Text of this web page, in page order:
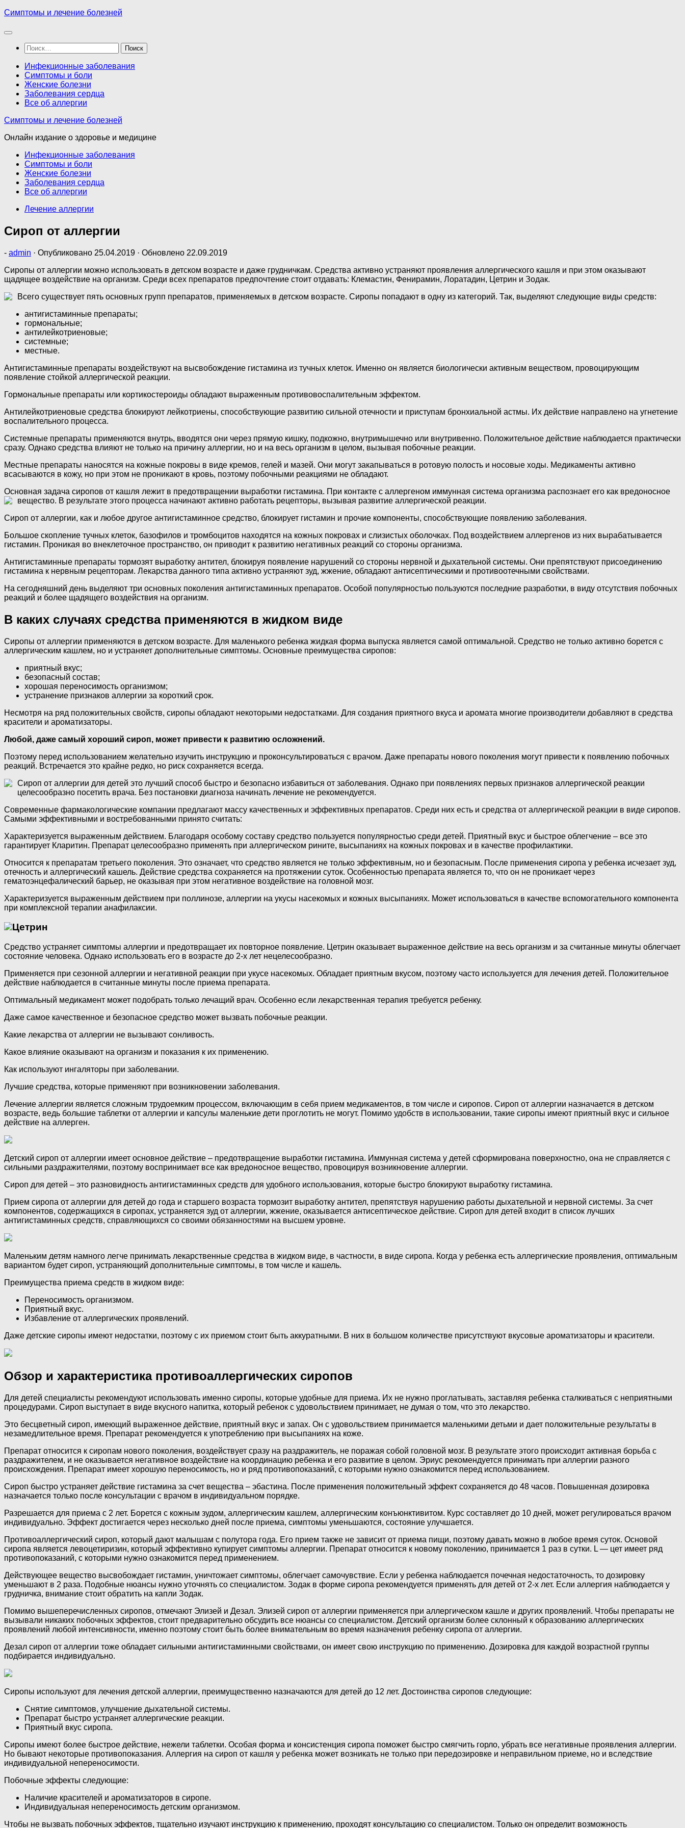
Перейти
содержимому
Симптомы и лечение болезней
Найти:
Инфекционные заболевания
Симптомы и боли
Женские болезни
Заболевания сердца
Все об аллергии
Симптомы и лечение болезней
Онлайн издание о здоровье и медицине
Инфекционные заболевания
Симптомы и боли
Женские болезни
Заболевания сердца
Все об аллергии
Лечение аллергии
Сироп от аллергии
- admin · Опубликовано 25.04.2019 · Обновлено 22.09.2019
Сиропы от аллергии можно использовать в детском возрасте и даже грудничкам. Средства активно устраняют проявления аллергического кашля и при этом оказывают
щадящее воздействие на организм. Среди всех препаратов предпочтение стоит отдавать: Клемастин, Фенирамин, Лоратадин, Цетрин и Зодак.
Всего существует пять основных групп препаратов, применяемых в детском возрасте. Сиропы попадают в одну из категорий. Так, выделяют следующие виды средств:
антигистаминные препараты;
гормональные;
антилейкотриеновые;
системные;
местные.
Антигистаминные препараты воздействуют на высвобождение гистамина из тучных клеток. Именно он является биологически активным веществом, провоцирующим
появление стойкой аллергической реакции.
Гормональные препараты или кортикостероиды обладают выраженным противовоспалительным эффектом.
Антилейкотриеновые средства блокируют лейкотриены, способствующие развитию сильной отечности и приступам бронхиальной астмы. Их действие направлено на угнетение
воспалительного процесса.
Системные препараты применяются внутрь, вводятся они через прямую кишку, подкожно, внутримышечно или внутривенно. Положительное действие наблюдается практически
сразу. Однако средства влияют не только на причину аллергии, но и на весь организм в целом, вызывая побочные реакции.
Местные препараты наносятся на кожные покровы в виде кремов, гелей и мазей. Они могут закапываться в ротовую полость и носовые ходы. Медикаменты активно
всасываются в кожу, но при этом не проникают в кровь, поэтому побочными реакциями не обладают.
Основная задача сиропов от кашля лежит в предотвращении выработки гистамина. При контакте с аллергеном иммунная система организма распознает его как вредоносное
вещество. В результате этого процесса начинают активно работать рецепторы, вызывая развитие аллергической реакции.
Сироп от аллергии, как и любое другое антигистаминное средство, блокирует гистамин и прочие компоненты, способствующие появлению заболевания.
Большое скопление тучных клеток, базофилов и тромбоцитов находятся на кожных покровах и слизистых оболочках. Под воздействием аллергенов из них вырабатывается
гистамин. Проникая во внеклеточное пространство, он приводит к развитию негативных реакций со стороны организма.
Антигистаминные препараты тормозят выработку антител, блокируя появление нарушений со стороны нервной и дыхательной системы. Они препятствуют присоединению
гистамина к нервным рецепторам. Лекарства данного типа активно устраняют зуд, жжение, обладают антисептическими и противоотечными свойствами.
На сегодняшний день выделяют три основных поколения антигистаминных препаратов. Особой популярностью пользуются последние разработки, в виду отсутствия побочных
реакций и более щадящего воздействия на организм.
В каких случаях средства применяются в жидком виде
Сиропы от аллергии применяются в детском возрасте. Для маленького ребенка жидкая форма выпуска является самой оптимальной. Средство не только активно борется с
аллергическим кашлем, но и устраняет дополнительные симптомы. Основные преимущества сиропов:
приятный вкус;
безопасный состав;
хорошая переносимость организмом;
устранение признаков аллергии за короткий срок.
Несмотря на ряд положительных свойств, сиропы обладают некоторыми недостатками. Для создания приятного вкуса и аромата многие производители добавляют в средства
красители и ароматизаторы.
Любой, даже самый хороший сироп, может привести к развитию осложнений.
Поэтому перед использованием желательно изучить инструкцию и проконсультироваться с врачом. Даже препараты нового поколения могут привести к появлению побочных
реакций. Встречается это крайне редко, но риск сохраняется всегда.
Сироп от аллергии для детей это лучший способ быстро и безопасно избавиться от заболевания. Однако при появлениях первых признаков аллергической реакции
целесообразно посетить врача. Без постановки диагноза начинать лечение не рекомендуется.
Современные фармакологические компании предлагают массу качественных и эффективных препаратов. Среди них есть и средства от аллергической реакции в виде сиропов.
Самыми эффективными и востребованными принято считать:
Характеризуется выраженным действием. Благодаря особому составу средство пользуется популярностью среди детей. Приятный вкус и быстрое облегчение – все это
гарантирует Кларитин. Препарат целесообразно применять при аллергическом рините, высыпаниях на кожных покровах и в качестве профилактики.
Относится к препаратам третьего поколения. Это означает, что средство является не только эффективным, но и безопасным. После применения сиропа у ребенка исчезает зуд,
отечность и аллергический кашель. Действие средства сохраняется на протяжении суток. Особенностью препарата является то, что он не проникает через
гематоэнцефалический барьер, не оказывая при этом негативное воздействие на головной мозг.
Характеризуется выраженным действием при поллинозе, аллергии на укусы насекомых и кожных высыпаниях. Может использоваться в качестве вспомогательного компонента
при комплексной терапии анафилаксии.
Цетрин
Средство устраняет симптомы аллергии и предотвращает их повторное появление. Цетрин оказывает выраженное действие на весь организм и за считанные минуты облегчает
состояние человека. Однако использовать его в возрасте до 2-х лет нецелесообразно.
Применяется при сезонной аллергии и негативной реакции при укусе насекомых. Обладает приятным вкусом, поэтому часто используется для лечения детей. Положительное
действие наблюдается в считанные минуты после приема препарата.
Оптимальный медикамент может подобрать только лечащий врач. Особенно если лекарственная терапия требуется ребенку.
Даже самое качественное и безопасное средство может вызвать побочные реакции.
Какие лекарства от аллергии не вызывают сонливость.
Какое влияние оказывают на организм и показания к их применению.
Как используют ингаляторы при заболевании.
Лучшие средства, которые применяют при возникновении заболевания.
Лечение аллергии является сложным трудоемким процессом, включающим в себя прием медикаментов, в том числе и сиропов. Сироп от аллергии назначается в детском
возрасте, ведь большие таблетки от аллергии и капсулы маленькие дети проглотить не могут. Помимо удобств в использовании, такие сиропы имеют приятный вкус и сильное
действие на аллерген.
Детский сироп от аллергии имеет основное действие – предотвращение выработки гистамина. Иммунная система у детей сформирована поверхностно, она не справляется с
сильными раздражителями, поэтому воспринимает все как вредоносное вещество, провоцируя возникновение аллергии.
Сироп для детей – это разновидность антигистаминных средств для удобного использования, которые быстро блокируют выработку гистамина.
Прием сиропа от аллергии для детей до года и старшего возраста тормозит выработку антител, препятствуя нарушению работы дыхательной и нервной системы. За счет
компонентов, содержащихся в сиропах, устраняется зуд от аллергии, жжение, оказывается антисептическое действие. Сироп для детей входит в список лучших
антигистаминных средств, справляющихся со своими обязанностями на высшем уровне.
Маленьким детям намного легче принимать лекарственные средства в жидком виде, в частности, в виде сиропа. Когда у ребенка есть аллергические проявления, оптимальным
вариантом будет сироп, устраняющий дополнительные симптомы, в том числе и кашель.
Преимущества приема средств в жидком виде:
Переносимость организмом.
Приятный вкус.
Избавление от аллергических проявлений.
Даже детские сиропы имеют недостатки, поэтому с их приемом стоит быть аккуратными. В них в большом количестве присутствуют вкусовые ароматизаторы и красители.
Обзор и характеристика противоаллергических сиропов
Для детей специалисты рекомендуют использовать именно сиропы, которые удобные для приема. Их не нужно проглатывать, заставляя ребенка сталкиваться с неприятными
процедурами. Сироп выступает в виде вкусного напитка, который ребенок с удовольствием принимает, не думая о том, что это лекарство.
Это бесцветный сироп, имеющий выраженное действие, приятный вкус и запах. Он с удовольствием принимается маленькими детьми и дает положительные результаты в
незамедлительное время. Препарат рекомендуется к употреблению при высыпаниях на коже.
Препарат относится к сиропам нового поколения, воздействует сразу на раздражитель, не поражая собой головной мозг. В результате этого происходит активная борьба с
раздражителем, и не оказывается негативное воздействие на координацию ребенка и его развитие в целом. Эриус рекомендуется принимать при аллергии разного
происхождения. Препарат имеет хорошую переносимость, но и ряд противопоказаний, с которыми нужно ознакомится перед использованием.
Сироп быстро устраняет действие гистамина за счет вещества – эбастина. После применения положительный эффект сохраняется до 48 часов. Повышенная дозировка
назначается только после консультации с врачом в индивидуальном порядке.
Разрешается для приема с 2 лет. Борется с кожным зудом, аллергическим кашлем, аллергическим конъюнктивитом. Курс составляет до 10 дней, может регулироваться врачом
индивидуально. Эффект достигается через несколько дней после приема, симптомы уменьшаются, состояние улучшается.
Противоаллергический сироп, который дают малышам с полутора года. Его прием также не зависит от приема пищи, поэтому давать можно в любое время суток. Основой
сиропа является левоцетиризин, который эффективно купирует симптомы аллергии. Препарат относится к новому поколению, принимается 1 раз в сутки. L — цет имеет ряд
противопоказаний, с которыми нужно ознакомится перед применением.
Действующее вещество высвобождает гистамин, уничтожает симптомы, облегчает самочувствие. Если у ребенка наблюдается почечная недостаточность, то дозировку
уменьшают в 2 раза. Подобные нюансы нужно уточнять со специалистом. Зодак в форме сиропа рекомендуется применять для детей от 2-х лет. Если аллергия наблюдается у
грудничка, внимание стоит обратить на капли Зодак.
Помимо вышеперечисленных сиропов, отмечают Элизей и Дезал. Элизей сироп от аллергии применяется при аллергическом кашле и других проявлений. Чтобы препараты не
вызывали никаких побочных эффектов, стоит предварительно обсудить все нюансы со специалистом. Детский организм более склонный к образованию аллергических
проявлений любой интенсивности, именно поэтому стоит быть более внимательным во время назначения ребенку сиропа от аллергии.
Дезал сироп от аллергии тоже обладает сильными антигистаминными свойствами, он имеет свою инструкцию по применению. Дозировка для каждой возрастной группы
подбирается индивидуально.
Сиропы используют для лечения детской аллергии, преимущественно назначаются для детей до 12 лет. Достоинства сиропов следующие:
Снятие симптомов, улучшение дыхательной системы.
Препарат быстро устраняет аллергические реакции.
Приятный вкус сиропа.
Сиропы имеют более быстрое действие, нежели таблетки. Особая форма и консистенция сиропа поможет быстро смягчить горло, убрать все негативные проявления аллергии.
Но бывают некоторые противопоказания. Аллергия на сироп от кашля у ребенка может возникать не только при передозировке и неправильном приеме, но и вследствие
индивидуальной непереносимости.
Побочные эффекты следующие:
Наличие красителей и ароматизаторов в сиропе.
Индивидуальная непереносимость детским организмом.
Чтобы не вызвать побочных эффектов, тщательно изучают инструкцию к применению, проходят консультацию со специалистом. Только он определит возможность